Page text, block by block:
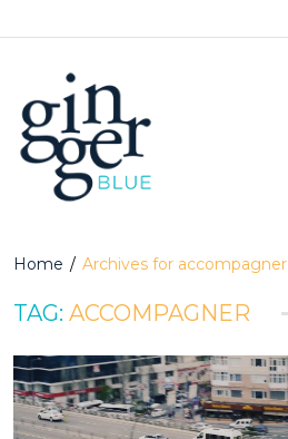
Home / Archives for accompagner
TAG: ACCOMPAGNER